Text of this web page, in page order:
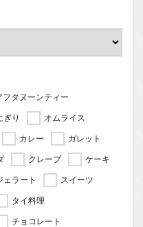
フタヌーンティー
ぎり
オムライス
カレー
ガレット
クレープ
ケーキ
ェラート
スイーツ
タイ料理
チョコレート